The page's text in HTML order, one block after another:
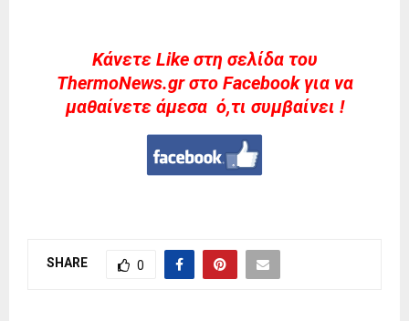
Kάνετε Like στη σελίδα του
ThermoNews.gr στο Facebook για να
μαθαίνετε άμεσα ό,τι συμβαίνει !
SHARE 0